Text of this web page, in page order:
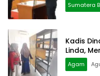
Sumatera
Kadis
Linda,
Agam